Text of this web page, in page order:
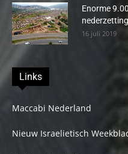
Enorme
16 juli 2019
Links
Maccabi Nederland
Nieuw Israelietisch